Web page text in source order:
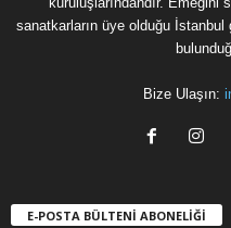
sanatkarların üye olduğu İstanbul
Bize Ulaşın:
E-POSTA BÜLTENİ ABONELİĞİ